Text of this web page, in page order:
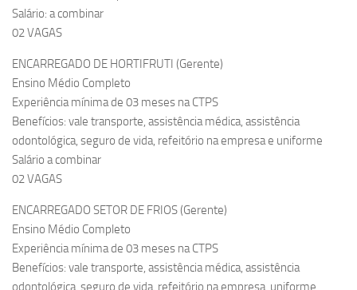
Salário: a combinar
02 VAGAS
ENCARREGADO DE HORTIFRUTI (Gerente)
Ensino Médio Completo
Experiência mínima de 03 meses na CTPS
Benefícios: vale transporte, assistência médica, assistência
odontológica, seguro de vida, refeitório na empresa e uniforme
Salário a combinar
02 VAGAS
ENCARREGADO SETOR DE FRIOS (Gerente)
Ensino Médio Completo
Experiência mínima de 03 meses na CTPS
Benefícios: vale transporte, assistência médica, assistência
odontológica, seguro de vida, refeitório na empresa, uniforme